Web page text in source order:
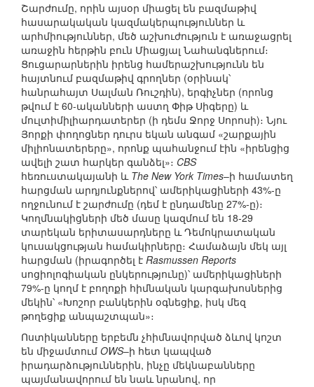
Շարժումը, որին այսօր միացել են բազմաթիվ
հասարակական կազմակերպություններ և
արհմիություններ, մեծ աշխուժություն է առաջացրել
առաջին հերթին բուն Միացյալ Նահանգներում։
Ցուցարարներին իրենց համերաշխությունն են
հայտնում բազմաթիվ գրողներ (օրինակ՝
հանրահայտ Սալման Ռուշդին), երգիչներ (որոնց
թվում է 60-ականների աստղ Փիթ Սիգերը) և
մուլտիմիլիարդատերեր (ի դեմս Ջորջ Սորոսի)։ Նյու
Յորքի փողոցներ դուրս եկան անգամ «շարքային
միլիոնատերերը», որոնք պահանջում էին «իրենցից
ավելի շատ հարկեր գանձել»։ CBS
հեռուստակայանի և The New York Times–ի համատեղ
հարցման արդյունքներով՝ ամերիկացիների 43%-ը
ողջունում է շարժումը (դեմ է ընդամենը 27%-ը)։
Կողմնակիցների մեծ մասը կազմում են 18-29
տարեկան երիտասարդները և Դեմոկրատական
կուսակցության համակիրները։ Համաձայն մեկ այլ
հարցման (իրագործել է Rasmussen Reports
սոցիոլոգիական ընկերությունը)՝ ամերիկացիների
79%-ը կողմ է բողոքի հիմնական կարգախոսներից
մեկին՝ «Խոշոր բանկերին օգնեցիք, իսկ մեզ
թողեցիք անպաշտպան»։
Ոստիկանները երբեմն չհիմնավորված ձևով կոշտ
են միջամտում OWS–ի հետ կապված
իրադարձություններին, ինչը մեկնաբանները
պայմանավորում են նաև նրանով, որ